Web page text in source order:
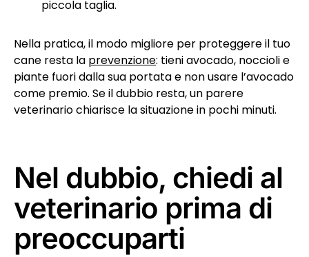
piccola taglia.
Nella pratica, il modo migliore per proteggere il tuo
cane resta la prevenzione: tieni avocado, noccioli e
piante fuori dalla sua portata e non usare l’avocado
come premio. Se il dubbio resta, un parere
veterinario chiarisce la situazione in pochi minuti.
Nel dubbio, chiedi al
veterinario prima di
preoccuparti